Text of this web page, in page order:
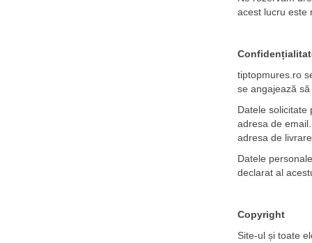
acest lucru este
tiptopmures.ro
se angajează
Datele solicitate
adresa de
adresa de
Datele
declarat al
Copyright
Site-ul și toate